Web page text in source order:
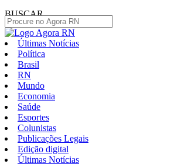
BUSCAR
Últimas Notícias
Política
Brasil
RN
Mundo
Economia
Saúde
Esportes
Colunistas
Publicações Legais
Edição digital
Últimas Notícias